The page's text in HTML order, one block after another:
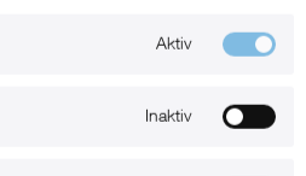
Aktiv
Inaktiv